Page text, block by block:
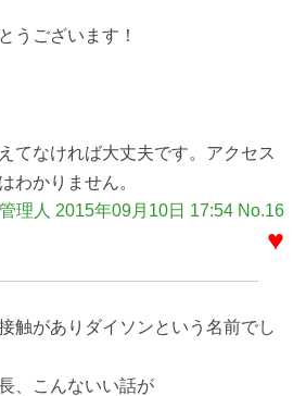
うございます！
てなければ大丈夫です。アクセス
わかりません。
管理人 2015年09月10日 17:54 No.16
♥
触がありダイソンという名前でし
、こんないい話が